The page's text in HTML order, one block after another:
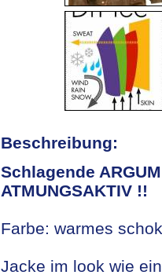
Beschreibung:
Schlagende
ATMUNGSAKTIV !!
Farbe: warmes
Jacke im look wie